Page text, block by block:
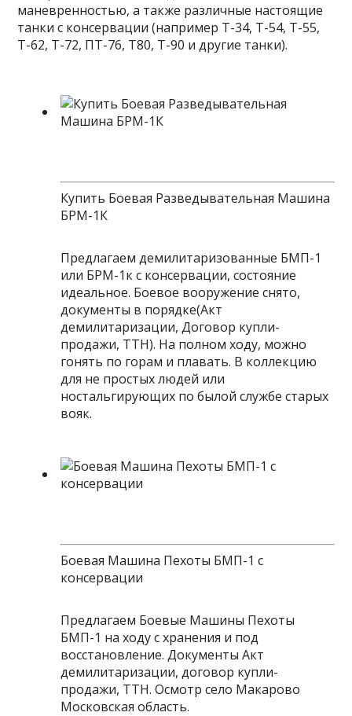
маневренностью, а также различные настоящие
танки с консервации (например Т-34, Т-54, Т-55,
Т-62, Т-72, ПТ-76, Т80, Т-90 и другие танки).
Купить Боевая Разведывательная Машина
БРМ-1К
Предлагаем демилитаризованные БМП-1
или БРМ-1к с консервации, состояние
идеальное. Боевое вооружение снято,
документы в порядке(Акт
демилитаризации, Договор купли-
продажи, ТТН). На полном ходу, можно
гонять по горам и плавать. В коллекцию
для не простых людей или
ностальгирующих по былой службе старых
вояк.
Боевая Машина Пехоты БМП-1 с
консервации
Предлагаем Боевые Машины Пехоты
БМП-1 на ходу с хранения и под
восстановление. Документы Акт
демилитаризации, договор купли-
продажи, ТТН. Осмотр село Макарово
Московская область.